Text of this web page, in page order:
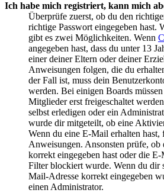
Ich habe mich registriert, kann mich
Überprüfe zuerst, ob du den
richtige Passwort eingegeben hast.
gibt es zwei Möglichkeiten. Wenn
angegeben hast, dass du unter 13
einer deiner Eltern oder deiner
Anweisungen folgen, die du
der Fall ist, muss dein
werden. Bei einigen Boards
Mitglieder erst freigeschaltet
selbst erledigen oder ein
wurde dir mitgeteilt, ob eine
Wenn du eine E-Mail erhalten hast,
Anweisungen. Ansonsten prüfe,
korrekt eingegeben hast oder die
Filter blockiert wurde. Wenn du dir
Mail-Adresse korrekt eingegeben
einen Administrator.